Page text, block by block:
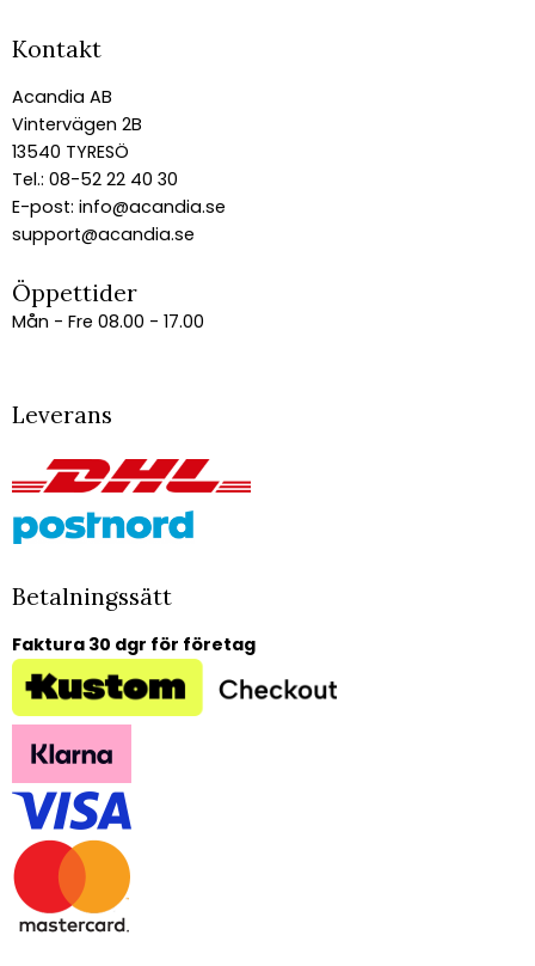
Kontakt
Acandia AB
Vintervägen 2B
13540 TYRESÖ
Tel.: 08-52 22 40 30
E-post: info@acandia.se
support@acandia.se
Öppettider
Mån - Fre 08.00 - 17.00
Leverans
Betalningssätt
Faktura 30 dgr för företag